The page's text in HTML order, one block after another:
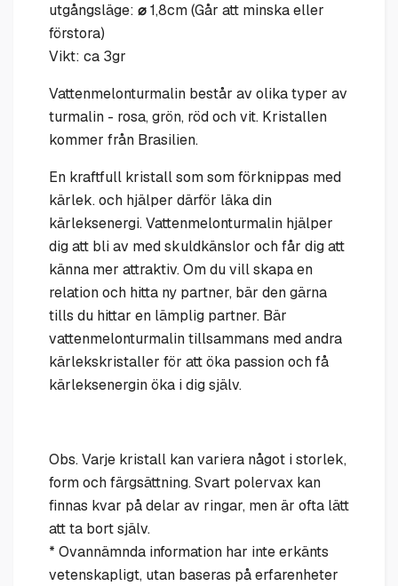
utgångsläge: ⌀1,8cm (Går att minska eller
förstora)
Vikt: ca 3gr
Vattenmelonturmalin består av olika typer av
turmalin - rosa, grön, röd och vit. Kristallen
kommer från Brasilien.
En kraftfull kristall som som förknippas med
kärlek. och hjälper därför läka din
kärleksenergi. Vattenmelonturmalin hjälper
dig att bli av med skuldkänslor och får dig att
känna mer attraktiv. Om du vill skapa en
relation och hitta ny partner, bär den gärna
tills du hittar en lämplig partner. Bär
vattenmelonturmalin tillsammans med andra
kärlekskristaller för att öka passion och få
kärleksenergin öka i dig själv.
Obs. Varje kristall kan variera något i storlek,
form och färgsättning. Svart polervax kan
finnas kvar på delar av ringar, men är ofta lätt
att ta bort själv.
* Ovannämnda information har inte erkänts
vetenskapligt, utan baseras på erfarenheter